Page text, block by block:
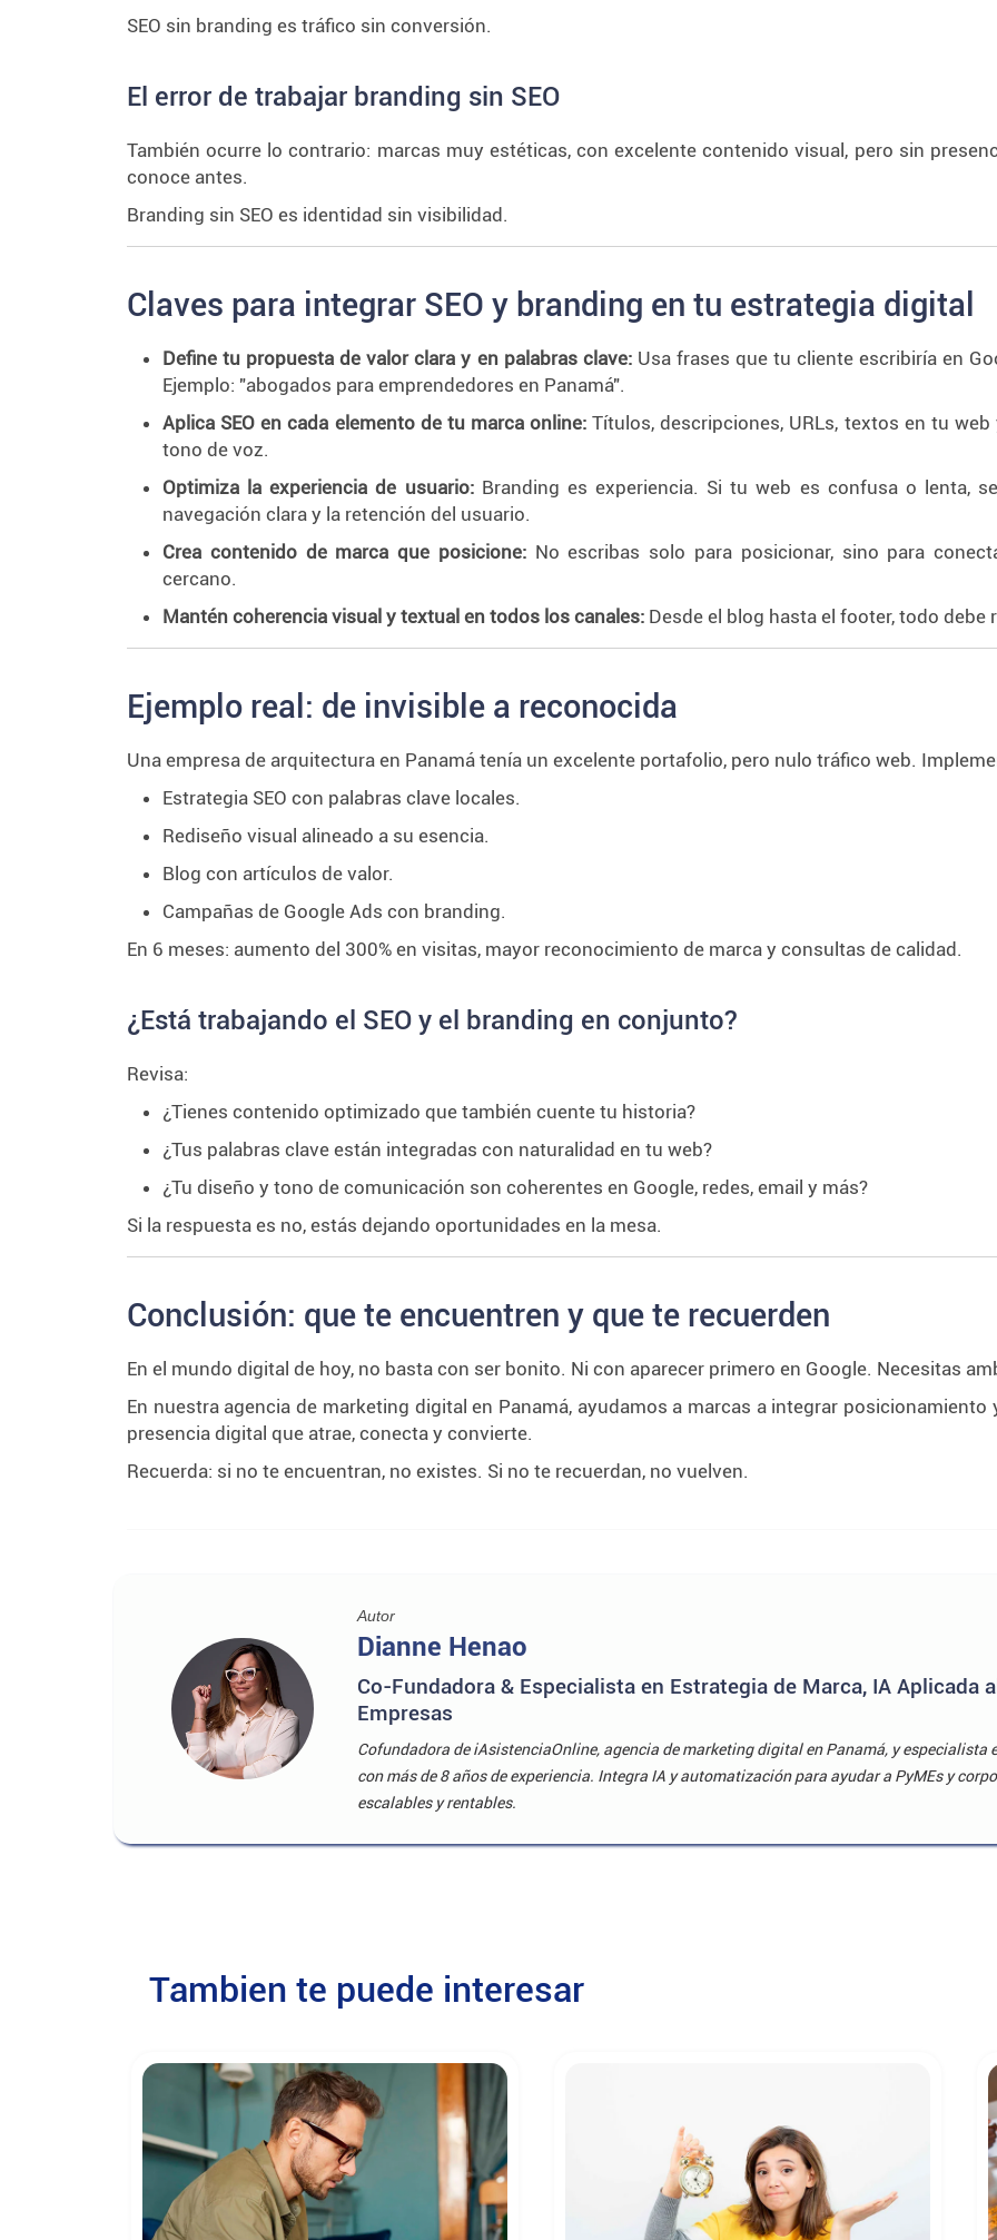
SEO sin branding es tráfico sin conversión.
El error de trabajar branding sin SEO
También ocurre lo contrario: marcas muy estéticas, con excelente contenido visual, pero sin
conoce antes.
Branding sin SEO es identidad sin visibilidad.
Claves para integrar SEO y branding en tu estrategia digital
Define tu propuesta de valor clara y en palabras clave:Usa frases que tu cliente escribiría en
Ejemplo: "abogados para emprendedores en Panamá".
Aplica SEO en cada elemento de tu marca online: Títulos, descripciones, URLs, textos en tu
tono de voz.
Optimiza la experiencia de usuario:Branding es experiencia. Si tu web es confusa o lenta,
navegación clara y la retención del usuario.
Crea contenido de marca que posicione:No escribas solo para posicionar, sino para
cercano.
Mantén coherencia visual y textual en todos los canales: Desde el blog hasta el footer, todo debe
Ejemplo real: de invisible a reconocida
Una empresa de arquitectura en Panamá tenía un excelente portafolio, pero nulo tráfico web.
Estrategia SEO con palabras clave locales.
Rediseño visual alineado a su esencia.
Blog con artículos de valor.
Campañas de Google Ads con branding.
En 6 meses: aumento del 300% en visitas, mayor reconocimiento de marca y consultas de calidad.
¿Está trabajando el SEO y el branding en conjunto?
Revisa:
¿Tienes contenido optimizado que también cuente tu historia?
¿Tus palabras clave están integradas con naturalidad en tu web?
¿Tu diseño y tono de comunicación son coherentes en Google, redes, email y más?
Si la respuesta es no, estás dejando oportunidades en la mesa.
Conclusión: que te encuentren y que te recuerden
En el mundo digital de hoy, no basta con ser bonito. Ni con aparecer primero en Google. Necesitas
En nuestra agencia de marketing digital en Panamá, ayudamos a marcas a integrar
presencia digital que atrae, conecta y convierte.
Recuerda: si no te encuentran, no existes. Si no te recuerdan, no vuelven.
Autor
Dianne Henao
Co-Fundadora & Especialista en Estrategia de Marca, IA Aplicada
Empresas
Cofundadora de iAsistenciaOnline, agencia de marketing digital en Panamá, y especialista
con más de 8 años de experiencia. Integra IA y automatización para ayudar a PyMEs y
escalables y rentables.
Tambien te puede interesar